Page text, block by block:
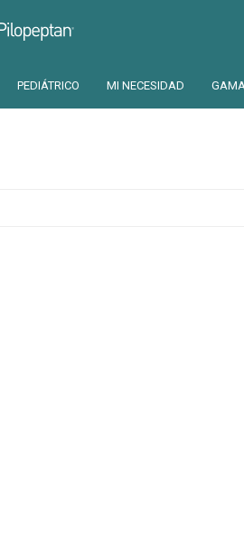
PEDIÁTRICO MI NECESIDAD
Pilopeptan